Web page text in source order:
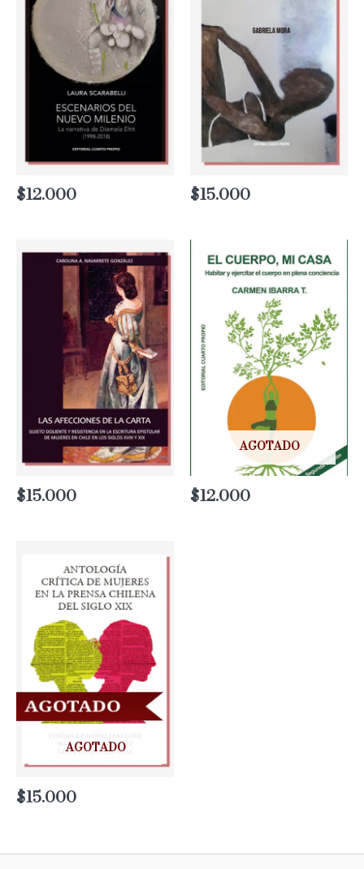
$12.000 $15.000
$15.000
AGOTADO
$12.000
AGOTADO
$15.000